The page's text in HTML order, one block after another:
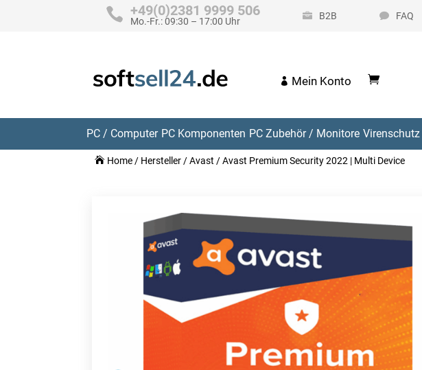
+49(0)2381 9999 506
Mo.-Fr.: 09:30 – 17:00 Uhr B2B FAQ
Mein Konto
PC / Computer PC Komponenten PC Zubehör / Monitore
Home / Hersteller /Avast / Avast Premium Security 2022 | Multi Device